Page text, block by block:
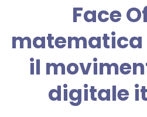
Face
matematica
il
digitale